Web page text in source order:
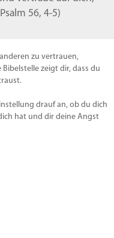
Lautstärke
56, 4-5)
zu vertrauen,
zeigt dir, dass du
drauf an, ob du dich
hat und dir deine Angst